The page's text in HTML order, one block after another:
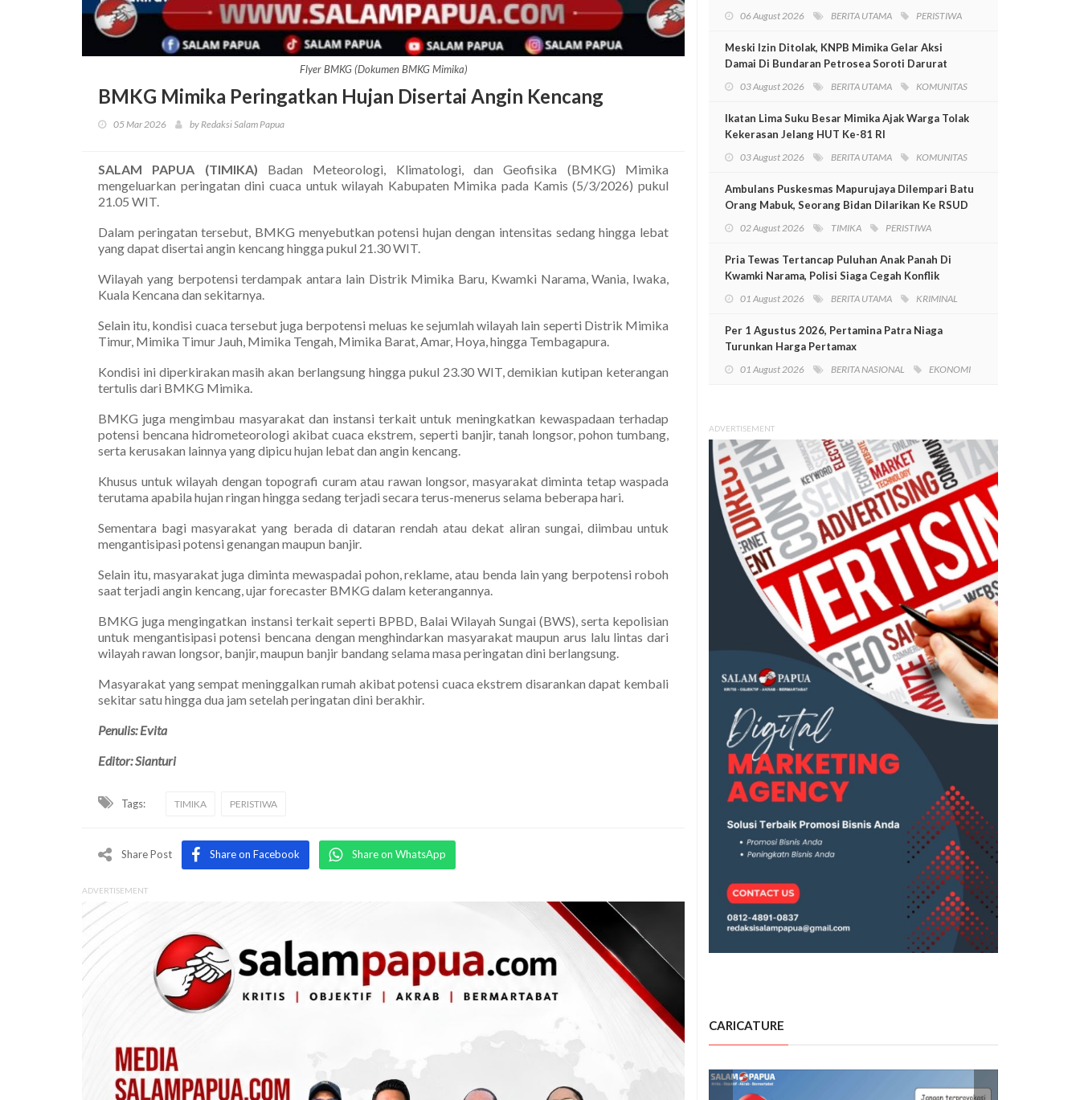
Flyer BMKG (Dokumen BMKG Mimika)
BMKG Mimika Peringatkan Hujan Disertai Angin Kencang
05 Mar 2026 by Redaksi Salam Papua
SALAM PAPUA (TIMIKA) Badan Meteorologi, Klimatologi, dan Geofisika (BMKG) Mimika
mengeluarkan peringatan dini cuaca untuk wilayah Kabupaten Mimika pada Kamis (5/3/2026) pukul
21.05 WIT.
Dalam peringatan tersebut, BMKG menyebutkan potensi hujan dengan intensitas sedang hingga lebat
yang dapat disertai angin kencang hingga pukul 21.30 WIT.
Wilayah yang berpotensi terdampak antara lain Distrik Mimika Baru, Kwamki Narama, Wania, Iwaka,
Kuala Kencana dan sekitarnya.
Selain itu, kondisi cuaca tersebut juga berpotensi meluas ke sejumlah wilayah lain seperti Distrik Mimika
Timur, Mimika Timur Jauh, Mimika Tengah, Mimika Barat, Amar, Hoya, hingga Tembagapura.
Kondisi ini diperkirakan masih akan berlangsung hingga pukul 23.30 WIT, demikian kutipan keterangan
tertulis dari BMKG Mimika.
BMKG juga mengimbau masyarakat dan instansi terkait untuk meningkatkan kewaspadaan terhadap
potensi bencana hidrometeorologi akibat cuaca ekstrem, seperti banjir, tanah longsor, pohon tumbang,
serta kerusakan lainnya yang dipicu hujan lebat dan angin kencang.
Khusus untuk wilayah dengan topografi curam atau rawan longsor, masyarakat diminta tetap waspada
terutama apabila hujan ringan hingga sedang terjadi secara terus-menerus selama beberapa hari.
Sementara bagi masyarakat yang berada di dataran rendah atau dekat aliran sungai, diimbau untuk
mengantisipasi potensi genangan maupun banjir.
Selain itu, masyarakat juga diminta mewaspadai pohon, reklame, atau benda lain yang berpotensi roboh
saat terjadi angin kencang, ujar forecaster BMKG dalam keterangannya.
BMKG juga mengingatkan instansi terkait seperti BPBD, Balai Wilayah Sungai (BWS), serta kepolisian
untuk mengantisipasi potensi bencana dengan menghindarkan masyarakat maupun arus lalu lintas dari
wilayah rawan longsor, banjir, maupun banjir bandang selama masa peringatan dini berlangsung.
Masyarakat yang sempat meninggalkan rumah akibat potensi cuaca ekstrem disarankan dapat kembali
sekitar satu hingga dua jam setelah peringatan dini berakhir.
Penulis: Evita
Editor: Sianturi
Tags: TIMIKA PERISTIWA
Share Post Share on Facebook Share on WhatsApp
ADVERTISEMENT
06 August 2026 BERITA UTAMA PERISTIWA
Meski Izin Ditolak, KNPB Mimika Gelar Aksi
Damai Di Bundaran Petrosea Soroti Darurat
03 August 2026 BERITA UTAMA KOMUNITAS
Ikatan Lima Suku Besar Mimika Ajak Warga Tolak
Kekerasan Jelang HUT Ke-81 RI
03 August 2026 BERITA UTAMA KOMUNITAS
Ambulans Puskesmas Mapurujaya Dilempari Batu
Orang Mabuk, Seorang Bidan Dilarikan Ke RSUD
02 August 2026 TIMIKA PERISTIWA
Pria Tewas Tertancap Puluhan Anak Panah Di
Kwamki Narama, Polisi Siaga Cegah Konflik
01 August 2026 BERITA UTAMA KRIMINAL
Per 1 Agustus 2026, Pertamina Patra Niaga
Turunkan Harga Pertamax
01 August 2026 BERITA NASIONAL EKONOMI
ADVERTISEMENT
CARICATURE